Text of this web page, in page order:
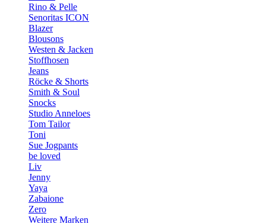
Rino & Pelle
Senoritas ICON
Blazer
Blousons
Westen & Jacken
Stoffhosen
Jeans
Röcke & Shorts
Smith & Soul
Snocks
Studio Anneloes
Tom Tailor
Toni
Sue Jogpants
be loved
Liv
Jenny
Yaya
Zabaione
Zero
Weitere Marken